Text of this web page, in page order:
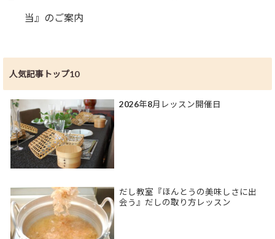
当』のご案内
人気記事トップ10
2026年8月レッスン開催日
だし教室『ほんとうの美味しさに出
会う』だしの取り方レッスン